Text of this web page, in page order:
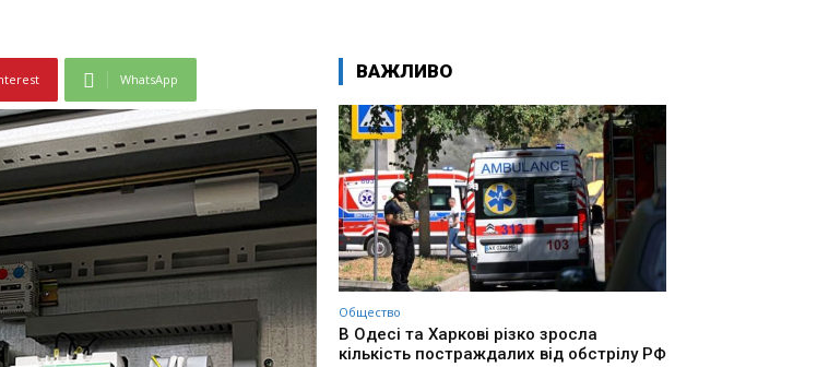
WhatsApp ВАЖЛИВО
Общество
В Одесі та Харкові різко зросла
кількість постраждалих від обстрілу РФ